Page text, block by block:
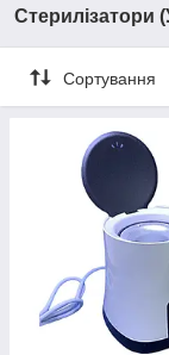
Стерилізатори
Сортування